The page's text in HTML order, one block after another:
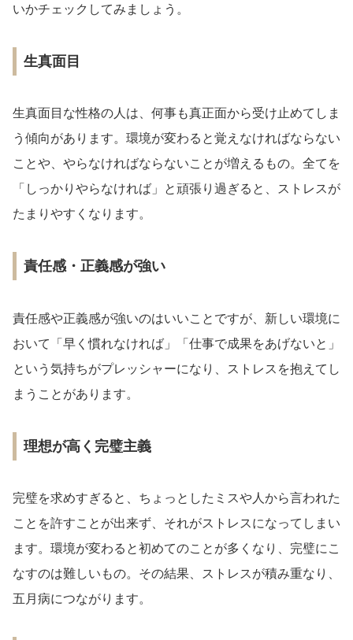
いかチェックしてみましょう。
生真面目
生真面目な性格の人は、何事も真正面から受け止めてしま
う傾向があります。環境が変わると覚えなければならない
ことや、やらなければならないことが増えるもの。全てを
「しっかりやらなければ」と頑張り過ぎると、ストレスが
たまりやすくなります。
責任感・正義感が強い
責任感や正義感が強いのはいいことですが、新しい環境に
おいて「早く慣れなければ」「仕事で成果をあげないと」
という気持ちがプレッシャーになり、ストレスを抱えてし
まうことがあります。
理想が高く完璧主義
完璧を求めすぎると、ちょっとしたミスや人から言われた
ことを許すことが出来ず、それがストレスになってしまい
ます。環境が変わると初めてのことが多くなり、完璧にこ
なすのは難しいもの。その結果、ストレスが積み重なり、
五月病につながります。